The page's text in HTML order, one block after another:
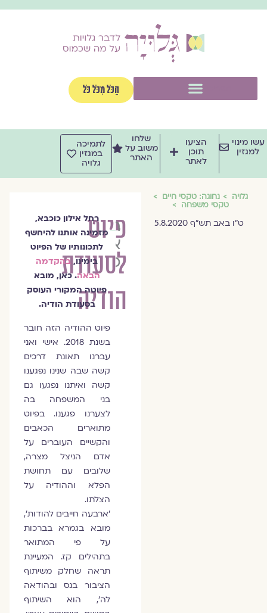
הַכֹּל מִכֹּל כֹּל
מינוי
למגזין
הציעו
תוכן
לאתר
שלחו
משוב על
האתר
לתמיכה
במגזין
גלויה
גלויה נחוגה: טקסי חיים
טקסי משפחה
ט"ו באב תש"ף 5.8.2020
פיוט
לסעודת
הודיה
רחל
אילון
כוכבא
רחל אילון כוכבא,
מזמינה אותנו להיחשף
לתכונותיו של הפיוט
בימינו,בהקדמה
הבאה. כאן, מובא
פיוטה המקורי העוסק
בסעודת הודיה.
פיוט ההודיה הזה חובר
בשנת 2018. אישי ואני
עברנו תאונת דרכים
קשה שבה שנינו נפגענו
קשה ואיתנו נפגעו גם
בני המשפחה בה
לצערנו פגענו. בפיוט
מתוארים הכאבים
והקשיים העוברים על
אדם הניצל מצרה,
שלובים עם תחושת
הפלא וההודיה על
הצלתו.
'ארבעה חייבים להודות',
מובא בגמרא בברכות
על פי המתואר
בתהילים קז. המעיינת
תראה שחלק משיתוף
הציבור בנס ובהודאה
לה', הוא השיתוף